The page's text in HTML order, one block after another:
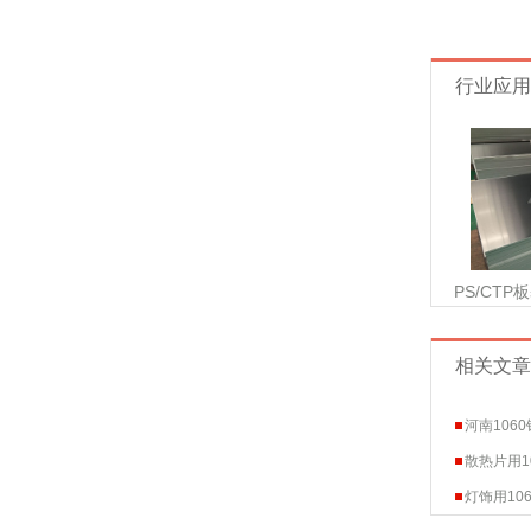
行业应用
PS/CTP
相关文章
河南1060
散热片用
灯饰用